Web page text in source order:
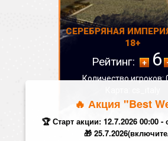
СЕРЕБРЯНАЯ ИМПЕРИЯ
18+
Рейтинг: 6
Количество игроков:
СТАТУС: ОФФЛАЙН
🔥 Акция "Best
🏆 Старт акции: 12.7.2026 00:00
🎁